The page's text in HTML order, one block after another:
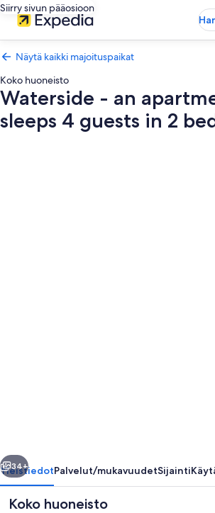
Siirry sivun pääosioon
Näytä kaikki majoituspaikat
Koko huoneisto
Waterside - an
sleeps 4 guests in 2
guests
in
Seuraava
34+
YleistiedotPalvelut/mukavuudetSijainti
Koko huoneisto